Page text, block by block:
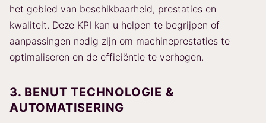
het gebied van beschikbaarheid, prestaties en
kwaliteit. Deze KPI kan u helpen te begrijpen of
aanpassingen nodig zijn om machineprestaties te
optimaliseren en de efficiëntie te verhogen.
3. BENUT TECHNOLOGIE &
AUTOMATISERING